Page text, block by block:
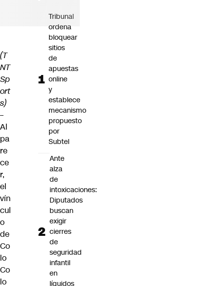
(T
NT
Sp
ort
s)
–
Al
pa
re
ce
r,
el
vín
cul
o
de
Co
lo
Co
lo
Tribunal
ordena
bloquear
sitios
de
apuestas
online
y
establece
mecanismo
propuesto
por
Subtel
Ante
alza
de
intoxicaciones:
Diputados
buscan
exigir
cierres
de
seguridad
infantil
en
líquidos